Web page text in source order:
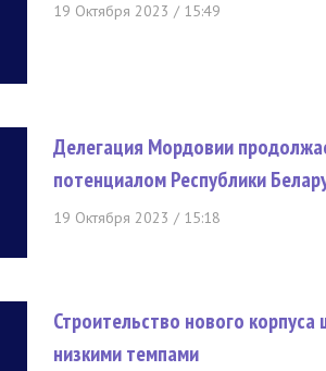
19 Октября 2023 / 15:49
Делегация Мордовии
потенциалом Республики
19 Октября 2023 / 15:18
Строительство нового
низкими темпами